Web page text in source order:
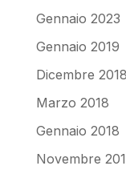
Gennaio 2023
Gennaio 2019
Dicembre 2018
Marzo 2018
Gennaio 2018
Novembre